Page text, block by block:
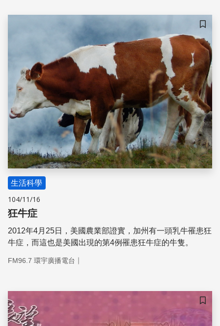
儲存
生活科學
104/11/16
狂牛症
2012年4月25日，美國農業部證實，加州有一頭乳牛罹患狂
牛症，而這也是美國出現的第4例罹患狂牛症的牛隻。
FM96.7 環宇廣播電台 ｜
儲存